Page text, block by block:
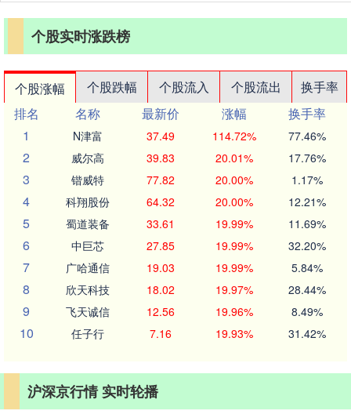
个股实时涨跌榜
个股涨幅 个股跌幅 个股流入 个股流出
换手率
排名
名称 最新价 涨幅
换手率
1
N津富 37.49 114.72% 77.46%
2 威尔高 39.83 20.01% 17.76%
3 锴威特 77.82 20.00% 1.17%
4 科翔股份 64.32 20.00% 12.21%
5 蜀道装备 33.61 19.99% 11.69%
6 中巨芯 27.85 19.99% 32.20%
7 广哈通信 19.03 19.99% 5.84%
8 欣天科技 18.02 19.97% 28.44%
9 飞天诚信 12.56 19.96% 8.49%
10 任子行 7.16 19.93% 31.42%
沪深京行情 实时轮播